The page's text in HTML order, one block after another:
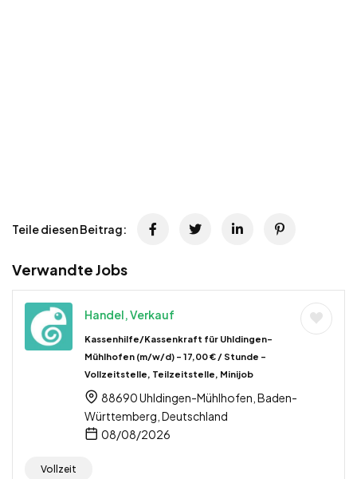
Teile diesen Beitrag:
Verwandte Jobs
Handel, Verkauf
Kassenhilfe/Kassenkraft für Uhldingen-
Mühlhofen (m/w/d) – 17,00 € / Stunde –
Vollzeitstelle, Teilzeitstelle, Minijob
88690 Uhldingen-Mühlhofen, Baden-
Württemberg, Deutschland
08/08/2026
Vollzeit